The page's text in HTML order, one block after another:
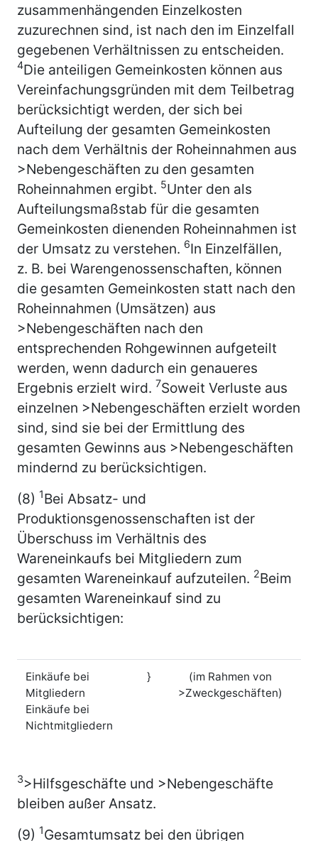
zusammenhängenden Einzelkosten
zuzurechnen sind, ist nach den im Einzelfall
gegebenen Verhältnissen zu entscheiden.
4Die anteiligen Gemeinkosten können aus
Vereinfachungsgründen mit dem Teilbetrag
berücksichtigt werden, der sich bei
Aufteilung der gesamten Gemeinkosten
nach dem Verhältnis der Roheinnahmen aus
>Nebengeschäften zu den gesamten
Roheinnahmen ergibt. 5Unter den als
Aufteilungsmaßstab für die gesamten
Gemeinkosten dienenden Roheinnahmen ist
der Umsatz zu verstehen. 6In Einzelfällen,
z. B. bei Warengenossenschaften, können
die gesamten Gemeinkosten statt nach den
Roheinnahmen (Umsätzen) aus
>Nebengeschäften nach den
entsprechenden Rohgewinnen aufgeteilt
werden, wenn dadurch ein genaueres
Ergebnis erzielt wird. 7Soweit Verluste aus
einzelnen >Nebengeschäften erzielt worden
sind, sind sie bei der Ermittlung des
gesamten Gewinns aus >Nebengeschäften
mindernd zu berücksichtigen.
(8) 1Bei Absatz- und
Produktionsgenossenschaften ist der
Überschuss im Verhältnis des
Wareneinkaufs bei Mitgliedern zum
gesamten Wareneinkauf aufzuteilen. 2Beim
gesamten Wareneinkauf sind zu
berücksichtigen:
Einkäufe bei
Mitgliedern
Einkäufe bei
Nichtmitgliedern
}
(im Rahmen von
>Zweckgeschäften)
3>Hilfsgeschäfte und >Nebengeschäfte
bleiben außer Ansatz.
(9) 1Gesamtumsatz bei den übrigen